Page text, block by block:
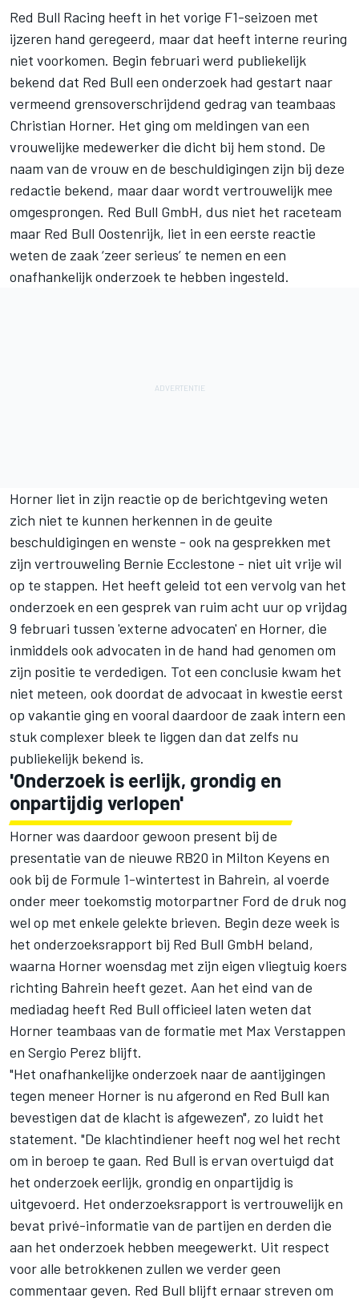
Red Bull Racing heeft in het vorige F1-seizoen met
ijzeren hand geregeerd, maar dat heeft interne reuring
niet voorkomen. Begin februari werd publiekelijk
bekend dat Red Bull een onderzoek had gestart naar
vermeend grensoverschrijdend gedrag van teambaas
Christian Horner. Het ging om meldingen van een
vrouwelijke medewerker die dicht bij hem stond. De
naam van de vrouw en de beschuldigingen zijn bij deze
redactie bekend, maar daar wordt vertrouwelijk mee
omgesprongen. Red Bull GmbH, dus niet het raceteam
maar Red Bull Oostenrijk, liet in een eerste reactie
weten de zaak ‘zeer serieus’ te nemen en een
onafhankelijk onderzoek te hebben ingesteld.
Horner liet in zijn reactie op de berichtgeving weten
zich niet te kunnen herkennen in de geuite
beschuldigingen en wenste - ook na gesprekken met
zijn vertrouweling Bernie Ecclestone - niet uit vrije wil
op te stappen. Het heeft geleid tot een vervolg van het
onderzoek en een gesprek van ruim acht uur op vrijdag
9 februari tussen 'externe advocaten' en Horner, die
inmiddels ook advocaten in de hand had genomen om
zijn positie te verdedigen. Tot een conclusie kwam het
niet meteen, ook doordat de advocaat in kwestie eerst
op vakantie ging en vooral daardoor de zaak intern een
stuk complexer bleek te liggen dan dat zelfs nu
publiekelijk bekend is.
'Onderzoek is eerlijk, grondig en
onpartijdig verlopen'
Horner was daardoor gewoon present bij de
presentatie van de nieuwe RB20 in Milton Keyens en
ook bij de Formule 1-wintertest in Bahrein, al voerde
onder meer toekomstig motorpartner Ford de druk nog
wel op met enkele gelekte brieven. Begin deze week is
het onderzoeksrapport bij Red Bull GmbH beland,
waarna Horner woensdag met zijn eigen vliegtuig koers
richting Bahrein heeft gezet. Aan het eind van de
mediadag heeft Red Bull officieel laten weten dat
Horner teambaas van de formatie met Max Verstappen
en Sergio Perez blijft.
"Het onafhankelijke onderzoek naar de aantijgingen
tegen meneer Horner is nu afgerond en Red Bull kan
bevestigen dat de klacht is afgewezen", zo luidt het
statement. "De klachtindiener heeft nog wel het recht
om in beroep te gaan. Red Bull is ervan overtuigd dat
het onderzoek eerlijk, grondig en onpartijdig is
uitgevoerd. Het onderzoeksrapport is vertrouwelijk en
bevat privé-informatie van de partijen en derden die
aan het onderzoek hebben meegewerkt. Uit respect
voor alle betrokkenen zullen we verder geen
commentaar geven. Red Bull blijft ernaar streven om